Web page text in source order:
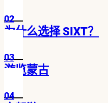
02
为什么选择 SIXT？
03
游览蒙古
04